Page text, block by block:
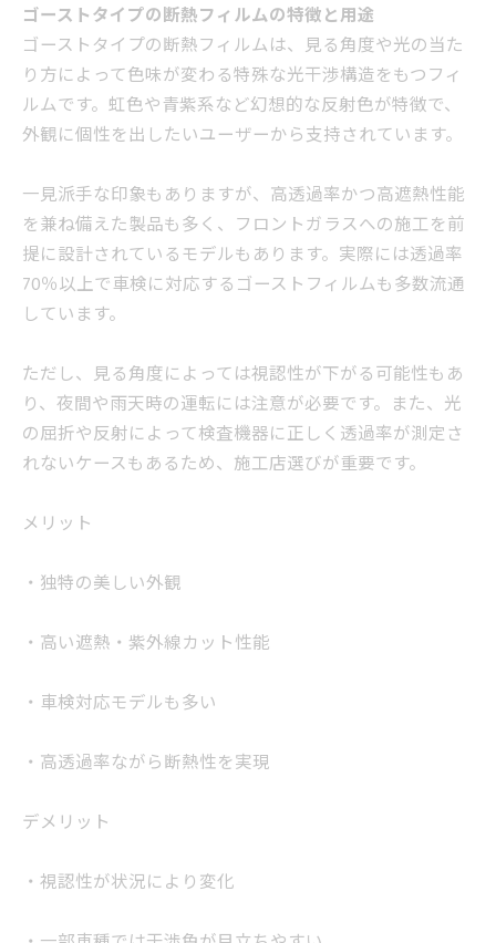
ゴーストタイプの断熱フィルムの特徴と用途
ゴーストタイプの断熱フィルムは、見る角度や光の当た
り方によって色味が変わる特殊な光干渉構造をもつフィ
ルムです。虹色や青紫系など幻想的な反射色が特徴で、
外観に個性を出したいユーザーから支持されています。
一見派手な印象もありますが、高透過率かつ高遮熱性能
を兼ね備えた製品も多く、フロントガラスへの施工を前
提に設計されているモデルもあります。実際には透過率
70％以上で車検に対応するゴーストフィルムも多数流通
しています。
ただし、見る角度によっては視認性が下がる可能性もあ
り、夜間や雨天時の運転には注意が必要です。また、光
の屈折や反射によって検査機器に正しく透過率が測定さ
れないケースもあるため、施工店選びが重要です。
メリット
・独特の美しい外観
・高い遮熱・紫外線カット性能
・車検対応モデルも多い
・高透過率ながら断熱性を実現
デメリット
・視認性が状況により変化